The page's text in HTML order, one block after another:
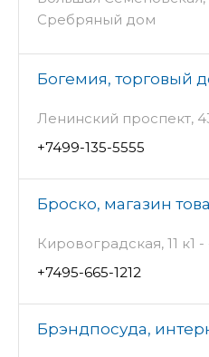
Сребряный дом
Богемия, торговый
Ленинский проспект,
+7499-135-5555
Броско, магазин
Кировоградская, 11 к1
+7495-665-1212
Брэндпосуда,